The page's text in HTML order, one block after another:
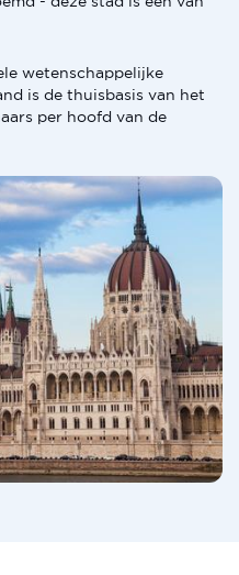
wetenschappelijke
is de thuisbasis van het
per hoofd van de